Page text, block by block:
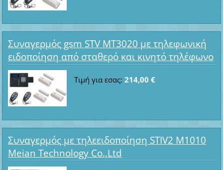
Συναγερμός gsm STV MT3020 με τηλεφωνική
ειδοποίηση από σταθερό και κινητό τηλέφωνο
Τιμή για εσας: 214,00 €
Συναγερμός με τηλεειδοποίηση STIV2 M1010
Meian Technology Co.,Ltd